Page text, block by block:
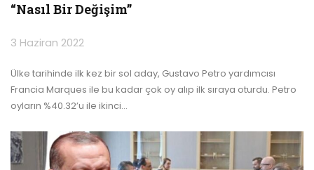
“Nasıl Bir Değişim”
3 Haziran 2022
Ülke tarihinde ilk kez bir sol aday, Gustavo Petro yardımcısı
Francia Marques ile bu kadar çok oy alıp ilk sıraya oturdu. Petro
oyların %40.32’u ile ikinci…